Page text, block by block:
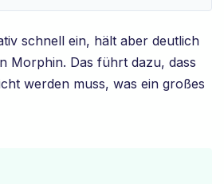
schnell ein, hält aber deutlich
Morphin. Das führt dazu, dass
werden muss, was ein großes